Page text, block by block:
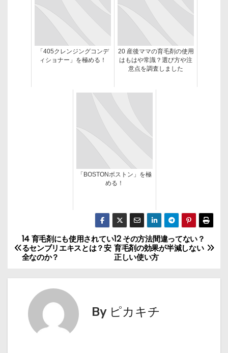
「405クレンジングコンデ
ィショナー」を極める！
20 産後ママの育毛剤の使用
はもはや常識？選び方や注
意点を調査しました
「BOSTONボストン」を極
める！
投
稿
ビ
ゲ
12 その方法間違ってない？
育毛剤の効果が半減しない
正しい使い方
14 育毛剤にも使用されてい
るセンブリエキスとは？安
全なのか？
By ピカキチ